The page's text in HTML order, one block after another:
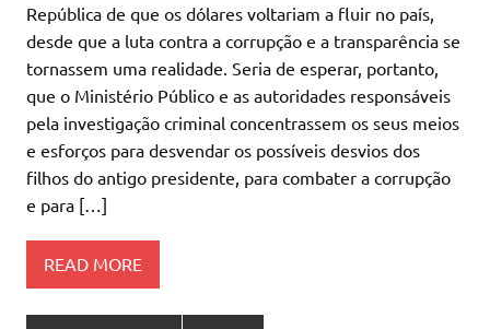
República de que os dólares voltariam a fluir no país,
desde que a luta contra a corrupção e a transparência se
tornassem uma realidade. Seria de esperar, portanto,
que o Ministério Público e as autoridades responsáveis
pela investigação criminal concentrassem os seus meios
e esforços para desvendar os possíveis desvios dos
filhos do antigo presidente, para combater a corrupção
e para […]
READ MORE